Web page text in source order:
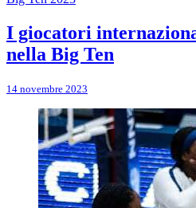
I giocatori
nella Big Ten
14 novembre 2023